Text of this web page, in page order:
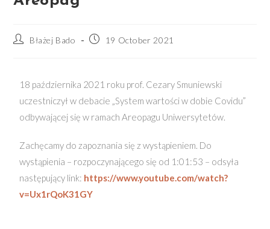
Błażej Bado 19 October 2021
18 października 2021 roku prof. Cezary Smuniewski
uczestniczył w debacie „System wartości w dobie Covidu”
odbywającej się w ramach Areopagu Uniwersytetów.
Zachęcamy do zapoznania się z wystąpieniem. Do
wystąpienia – rozpoczynającego się od 1:01:53 – odsyła
następujący link: https://www.youtube.com/watch?
v=Ux1rQoK31GY